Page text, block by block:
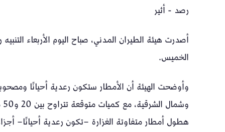
رصد - أثير
الخميس.
وأوضحت الهيئة أن الأمطار ستكون رعدية أحيانًا
هطول أمطار متفاوتة الغزارة –تكون رعدية أحيانًا–